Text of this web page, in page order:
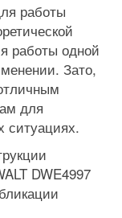
работы
работы одной
Зато,
для
ситуациях.
DWE4997